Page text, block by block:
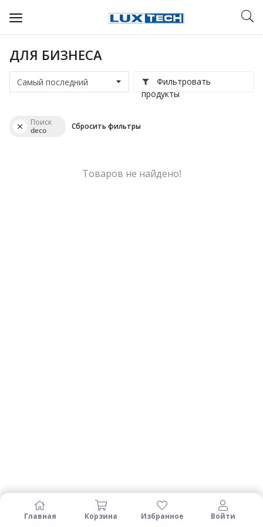
WIFI ДЛЯ ДОМА
РЕШЕНИЯ ДЛЯ ДОМА
ДЛЯ ОПЕРАТОРОВ СВЯЗИ
ДЛЯ БИЗНЕСА
Фильтровать
продукты
Поиск
deco
Сбросить фильтры
Товаров не найдено!
Главная Корзина Избранное Войти